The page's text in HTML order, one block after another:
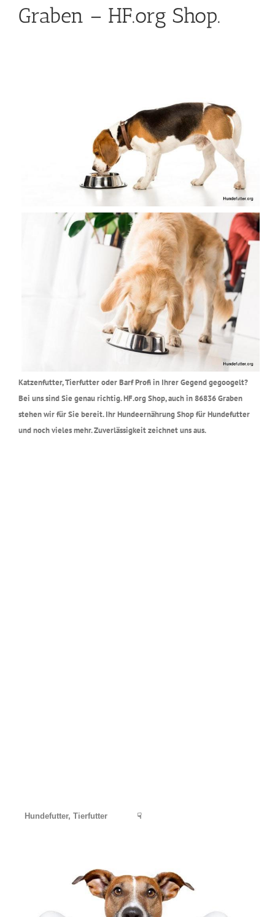
Graben – HF.org Shop.
Katzenfutter, Tierfutter oder Barf Profi in Ihrer Gegend gegoogelt?
Bei uns sind Sie genau richtig. HF.org Shop, auch in 86836 Graben
stehen wir für Sie bereit. Ihr Hundeernährung Shop für Hundefutter
und noch vieles mehr. Zuverlässigkeit zeichnet uns aus.
Hundefutter, Tierfutter ☟